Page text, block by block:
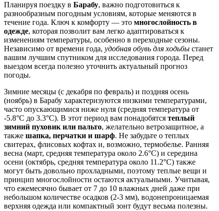
Планируя поездку в Барабу, важно подготовиться к
разнообразным погодным условиям, которые меняются в
течение года. Ключ к комфорту — это многослойность в
одежде, которая позволит вам легко адаптироваться к
изменениям температуры, особенно в переходные сезоны.
Независимо от времени года, удобная обувь для ходьбы станет
вашим лучшим спутником для исследования города. Перед
выездом всегда полезно уточнить актуальный прогноз
погоды.
Зимние месяцы (с декабря по февраль) и поздняя осень
(ноябрь) в Барабу характеризуются низкими температурами,
часто опускающимися ниже нуля (средняя температура от
-5.8°C до 3.3°C). В этот период вам понадобятся теплый
зимний пуховик или пальто, желательно ветрозащитное, а
также шапка, перчатки и шарф. Не забудьте о теплых
свитерах, флисовых кофтах и, возможно, термобелье. Ранняя
весна (март, средняя температура около 2.6°C) и середина
осени (октябрь, средняя температура около 11.2°C) также
могут быть довольно прохладными, поэтому теплые вещи и
принцип многослойности остаются актуальными. Учитывая,
что ежемесячно бывает от 7 до 10 влажных дней даже при
небольшом количестве осадков (2-3 мм), водонепроницаемая
верхняя одежда или компактный зонт будут весьма полезны.